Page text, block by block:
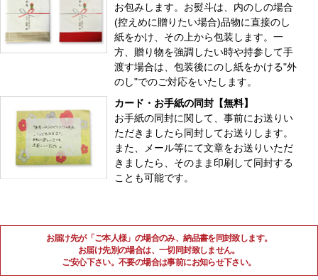
お包みします。お熨斗は、内のしの場合
(控えめに贈りたい場合)品物に直接のし
紙をかけ、その上から包装します。一
方、贈り物を強調したい時や持参して手
渡す場合は、包装後にのし紙をかける"外
のし"でのご対応をいたします。
カード・お手紙の同封【無料】
お手紙の同封に関して、事前にお送りい
ただきましたら同封してお送りします。
また、メール等にて文章をお送りいただ
きましたら、そのまま印刷して同封する
ことも可能です。
お届け先が「ご本人様」の場合のみ、納品書を同封致します。
お届け先別の場合は、一切同封致しません。
ご安心下さい。不要の場合は事前にお知らせ下さい。